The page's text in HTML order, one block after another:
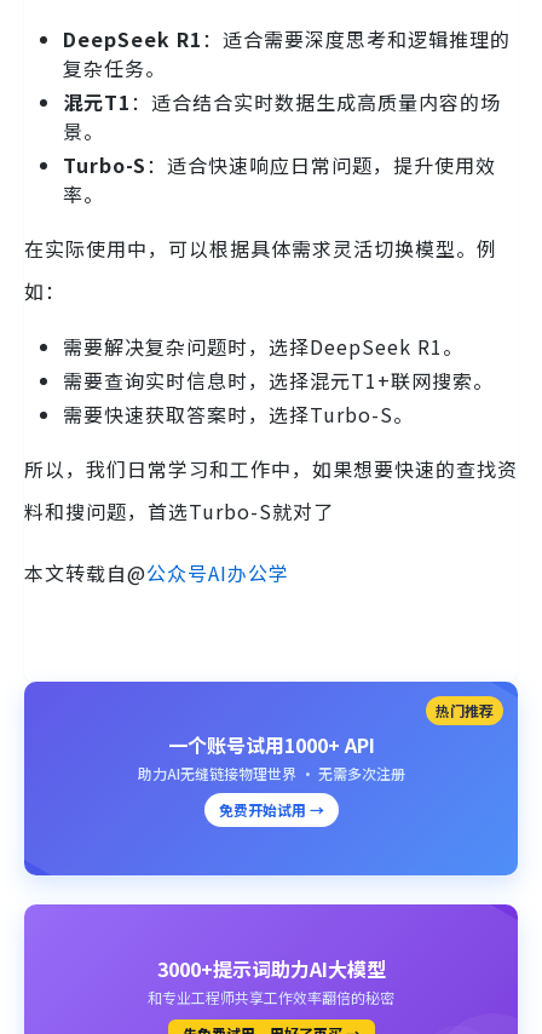
DeepSeek R1：适合需要深度思考和逻辑推理的
复杂任务。
混元T1：适合结合实时数据生成高质量内容的场
景。
Turbo-S：适合快速响应日常问题，提升使用效
率。
在实际使用中，可以根据具体需求灵活切换模型。例
如：
需要解决复杂问题时，选择DeepSeek R1。
需要查询实时信息时，选择混元T1+联网搜索。
需要快速获取答案时，选择Turbo-S。
所以，我们日常学习和工作中，如果想要快速的查找资
料和搜问题，首选Turbo-S就对了
本文转载自@公众号AI办公学
热门推荐
一个账号试用1000+ API
助力AI无缝链接物理世界 · 无需多次注册
免费开始试用 →
3000+提示词助力AI大模型
和专业工程师共享工作效率翻倍的秘密